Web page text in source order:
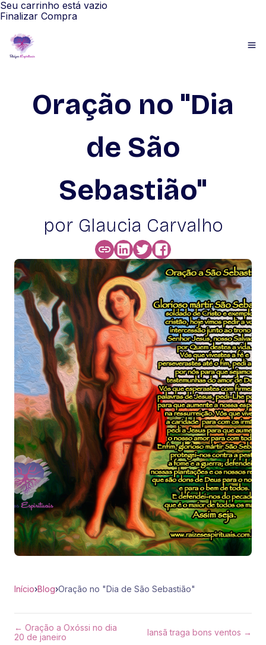
Seu carrinho está vazio
Finalizar Compra
Oração no "Dia
de São
Sebastião"
por Glaucia Carvalho
Início›Blog›Oração no "Dia de São Sebastião"
← Oração a Oxóssi no dia
20 de janeiro
Iansã traga bons ventos →